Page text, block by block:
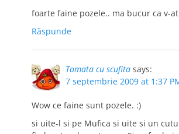
foarte faine pozele.. ma bucur ca v-
Răspunde
Tomata cu scufita says:
7 septembrie 2009 at 1:37
Wow ce faine sunt pozele. :)
si uite-l si pe Mufica si uite si un